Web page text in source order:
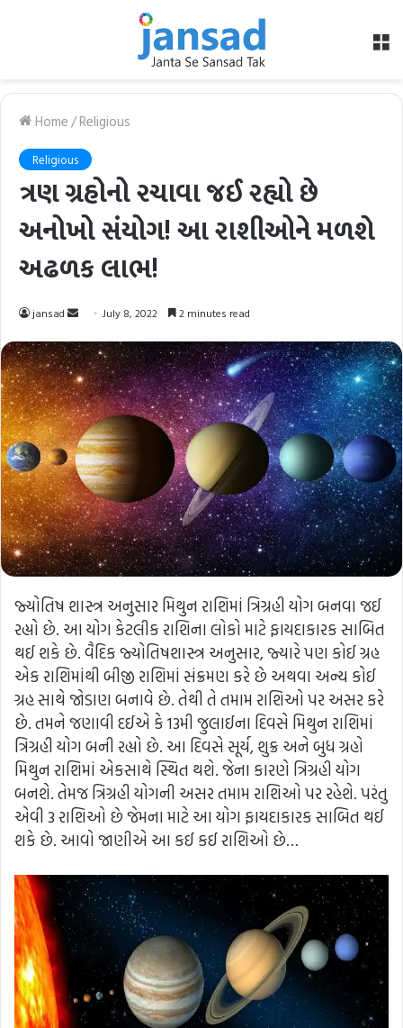
Home/Religious
Religious
ત્રણ ગ્રહોનો રચાવા જઈ રહ્યો છે
અનોખો સંયોગ! આ રાશીઓને મળશે
અઢળક લાભ!
jansad
Send
email
July 8, 2022 2 minutes read
જ્યોતિષ શાસ્ત્ર અનુસાર મિથુન રાશિમાં ત્રિગ્રહી યોગ બનવા જઈ
રહ્યો છે. આ યોગ કેટલીક રાશિના લોકો માટે ફાયદાકારક સાબિત
થઈ શકે છે. વૈદિક જ્યોતિષશાસ્ત્ર અનુસાર, જ્યારે પણ કોઈ ગ્રહ
એક રાશિમાંથી બીજી રાશિમાં સંક્રમણ કરે છે અથવા અન્ય કોઈ
ગ્રહ સાથે જોડાણ બનાવે છે. તેથી તે તમામ રાશિઓ પર અસર કરે
છે. તમને જણાવી દઈએ કે 13મી જુલાઈના દિવસે મિથુન રાશિમાં
ત્રિગ્રહી યોગ બની રહ્યો છે. આ દિવસે સૂર્ય, શુક્ર અને બુધ ગ્રહો
મિથુન રાશિમાં એકસાથે સ્થિત થશે. જેના કારણે ત્રિગ્રહી યોગ
બનશે. તેમજ ત્રિગ્રહી યોગની અસર તમામ રાશિઓ પર રહેશે. પરંતુ
એવી 3 રાશિઓ છે જેમના માટે આ યોગ ફાયદાકારક સાબિત થઈ
શકે છે. આવો જાણીએ આ કઈ કઈ રાશિઓ છે…